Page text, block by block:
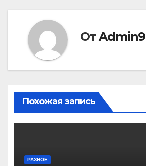
ОтAdmin9
Похожая запись
РАЗНОЕ